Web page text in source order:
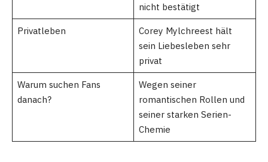
nicht bestätigt
Privatleben
Corey Mylchreest hält
sein Liebesleben sehr
privat
Warum suchen Fans
danach?
Wegen seiner
romantischen Rollen und
seiner starken Serien-
Chemie